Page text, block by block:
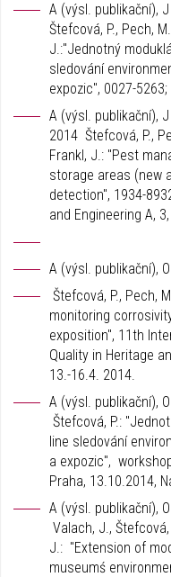
A (výsl. publikační),
Štefcová, P., Pech,
J.:"Jednotný
sledování
expozic", 0027-
A (výsl. publikační),
2014 Štefcová, P.,
Frankl, J.: "Pest
storage areas (new
detection", 1934-
and Engineering A,
A (výsl. publikační),
Štefcová, P., Pech,
monitoring
exposition", 11th
Quality in Heritage
13.-16.4. 2014.
A (výsl. publikační),
Štefcová, P.:
line sledování
a expozic",
Praha, 13.10.2014,
A (výsl. publikační),
Valach, J., Štefcová,
J.: "Extension of
museumś